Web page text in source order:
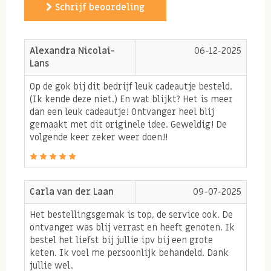
jij je collega's of werknemers belonen met een echt
waarderingspakket? Dit je bent goud waard pakket is
een unieke verrassing om te geven en om te krijgen!
Met dit cadeau pakketje breng je heerlijke Bas Boer
Noten producten feestelijk verpakt met de keuze om
een persoonlijke boodschap toe te voegen! Heerlijke
verse noten, luxe chocolade en feestelijke bubbels.
Wie verras jij met dit waarderingscadeau?
Tip: Op zoek naar een ander cadeau pakket? Bekijk
hieral onze cadeau pakketten.
Schrijf beoordeling
Alexandra Nicolai-
Lans
06-12-2025
Op de gok bij dit bedrijf leuk cadeautje besteld.
(Ik kende deze niet.) En wat blijkt? Het is meer
dan een leuk cadeautje! Ontvanger heel blij
gemaakt met dit originele idee. Geweldig! De
volgende keer zeker weer doen!!
Carla van der Laan
09-07-2025
Het bestellingsgemak is top, de service ook. De
ontvanger was blij verrast en heeft genoten. Ik
bestel het liefst bij jullie ipv bij een grote
keten. Ik voel me persoonlijk behandeld. Dank
jullie wel.